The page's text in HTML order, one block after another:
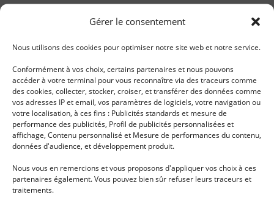
Gérer le consentement
Nous utilisons des cookies pour optimiser notre site web et notre service.
Conformément à vos choix, certains partenaires et nous pouvons
accéder à votre terminal pour vous reconnaître via des traceurs comme
des cookies, collecter, stocker, croiser, et transférer des données comme
vos adresses IP et email, vos paramètres de logiciels, votre navigation ou
votre localisation, à ces fins : Publicités standards et mesure de
performance des publicités, Profil de publicités personnalisées et
affichage, Contenu personnalisé et Mesure de performances du contenu,
données d'audience, et développement produit.
Nous vous en remercions et vous proposons d'appliquer vos choix à ces
partenaires également. Vous pouvez bien sûr refuser leurs traceurs et
traitements.
Bracelet Argent Motif Flamant
Notify me
Catégories :All , Bracelets Enfant , Femme
Étiquettes :animal,animaux,Argent,bracelet,enfant,femme
flamant,tendance